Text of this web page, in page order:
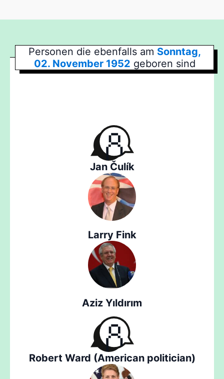
Personen die ebenfalls am Sonntag,
02. November 1952 geboren sind
Jan Čulík
Larry Fink
Aziz Yıldırım
Robert Ward (American politician)